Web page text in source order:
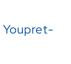
Youpret-